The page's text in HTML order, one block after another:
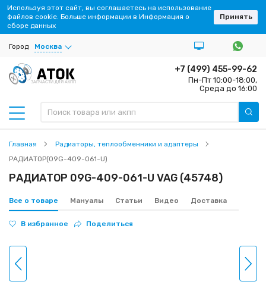
Город Москва
ЗАПЧАСТИ ДЛЯ АКПП
+7 (499) 455-99-62
Пн-Пт 10:00-18:00,
Среда до 16:00
Главная
Радиаторы, теплообменники и адаптеры
РАДИАТОР(09G-409-061-U)
РАДИАТОР 09G-409-061-U VAG (45748)
Все о товаре Мануалы Статьи Видео Доставка
В избранное Поделиться
Используя этот сайт, вы соглашаетесь на использование
файлов cookie. Больше информации в Информация о
сборе данных
Принять